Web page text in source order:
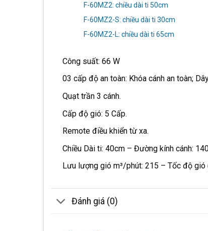
F-60MZ2: chiều dài ti 50cm
F-60MZ2-S: chiều dài ti 30cm
F-60MZ2-L: chiều dài ti 65cm
Công suất: 66 W
03 cấp độ an toàn: Khóa cánh an toàn;
Quạt trần 3 cánh.
Cấp độ gió: 5 Cấp.
Remote điều khiển từ xa.
Chiều Dài ti: 40cm – Đường kính cánh:
Lưu lượng gió m³/phút: 215 – Tốc độ gió
Đánh giá (0)